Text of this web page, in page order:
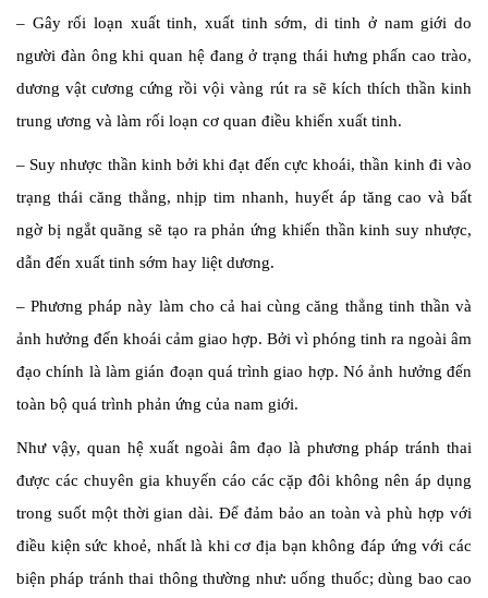
– Gây rối loạn xuất tinh, xuất tinh sớm, di tinh ở nam giới do
người đàn ông khi quan hệ đang ở trạng thái hưng phấn cao trào,
dương vật cương cứng rồi vội vàng rút ra sẽ kích thích thần kinh
trung ương và làm rối loạn cơ quan điều khiển xuất tinh.
– Suy nhược thần kinh bởi khi đạt đến cực khoái, thần kinh đi vào
trạng thái căng thẳng, nhịp tim nhanh, huyết áp tăng cao và bất
ngờ bị ngắt quãng sẽ tạo ra phản ứng khiến thần kinh suy nhược,
dẫn đến xuất tinh sớm hay liệt dương.
– Phương pháp này làm cho cả hai cùng căng thẳng tinh thần và
ảnh hưởng đến khoái cảm giao hợp. Bởi vì phóng tinh ra ngoài âm
đạo chính là làm gián đoạn quá trình giao hợp. Nó ảnh hưởng đến
toàn bộ quá trình phản ứng của nam giới.
Như vậy, quan hệ xuất ngoài âm đạo là phương pháp tránh thai
được các chuyên gia khuyến cáo các cặp đôi không nên áp dụng
trong suốt một thời gian dài. Để đảm bảo an toàn và phù hợp với
điều kiện sức khoẻ, nhất là khi cơ địa bạn không đáp ứng với các
biện pháp tránh thai thông thường như: uống thuốc; dùng bao cao